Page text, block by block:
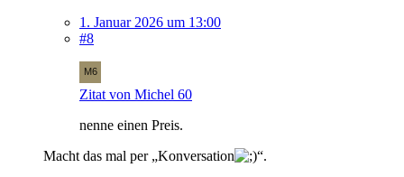
1. Januar 2026 um 13:00
#8
Zitat von Michel 60
nenne einen Preis.
Macht das mal per „Konversation
“.